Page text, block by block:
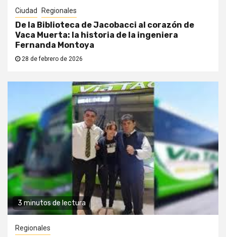
Ciudad Regionales
De la Biblioteca de Jacobacci al corazón de
Vaca Muerta: la historia de la ingeniera
Fernanda Montoya
28 de febrero de 2026
3 minutos de lectura
Regionales